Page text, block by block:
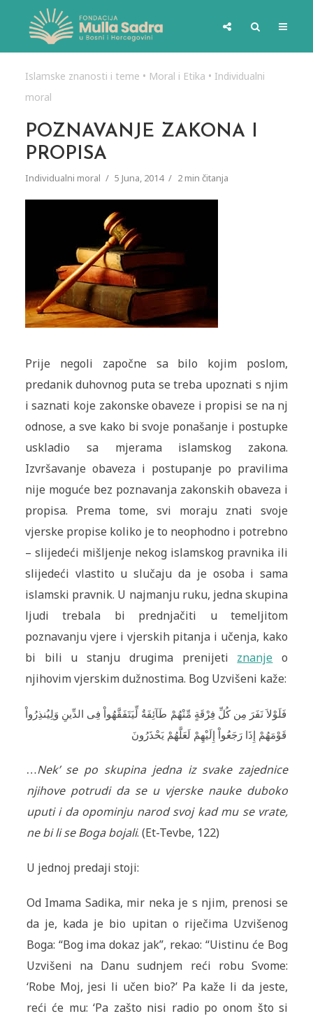
Islamske znanosti i teme • Moral i Etika • Individualni
moral
POZNAVANJE ZAKONA I
PROPISA
Individualni moral 5 Juna, 2014 2 min čitanja
Prije negoli započne sa bilo kojim poslom,
predanik duhovnog puta se treba upoznati s njim
i saznati koje zakonske obaveze i propisi se na nj
odnose, a sve kako bi svoje ponašanje i postupke
uskladio sa mjerama islamskog zakona.
Izvršavanje obaveza i postupanje po pravilima
nije moguće bez poznavanja zakonskih obaveza i
propisa. Prema tome, svi moraju znati svoje
vjerske propise koliko je to neophodno i potrebno
– slijedeći mišljenje nekog islamskog pravnika ili
slijedeći vlastito u slučaju da je osoba i sama
islamski pravnik. U najmanju ruku, jedna skupina
ljudi trebala bi prednjačiti u temeljitom
poznavanju vjere i vjerskih pitanja i učenja, kako
bi bili u stanju drugima prenijeti znanje o
njihovim vjerskim dužnostima. Bog Uzvišeni kaže:
فَلَوْلاَ نَفَرَ مِن كُلِّ فِرْقَةٍ مِّنْهُمْ طَآئِفَةٌ لِّيَتَفَقَّهُواْ فِى الدِّينِ وَلِيُنذِرُواْ
قَوْمَهُمْ إِذَا رَجَعُواْ إِلَيْهِمْ لَعَلَّهُمْ يَحْذَرُونَ
…Nek’ se po skupina jedna iz svake zajednice
njihove potrudi da se u vjerske nauke duboko
uputi i da opominju narod svoj kad mu se vrate,
ne bi li se Boga bojali. (Et-Tevbe, 122)
U jednoj predaji stoji:
Od Imama Sadika, mir neka je s njim, prenosi se
da je, kada je bio upitan o riječima Uzvišenog
Boga: “Bog ima dokaz jak”, rekao: “Uistinu će Bog
Uzvišeni na Danu sudnjem reći robu Svome:
‘Robe Moj, jesi li učen bio?’ Pa kaže li da jeste,
reći će mu: ‘Pa zašto nisi radio po onom što si